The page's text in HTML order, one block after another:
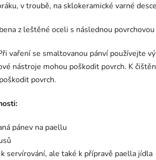
v troubě, na sklokeramické varné
z leštěné oceli s následnou
vaření se smaltovanou pánví používejte
nástroje mohou poškodit povrch. K
povrch.
pánev na paellu
servírování, ale také k přípravě paella jídla